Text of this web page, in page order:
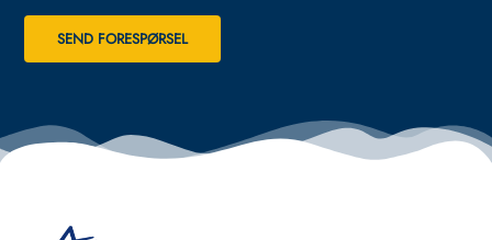
SEND FORESPØRSEL